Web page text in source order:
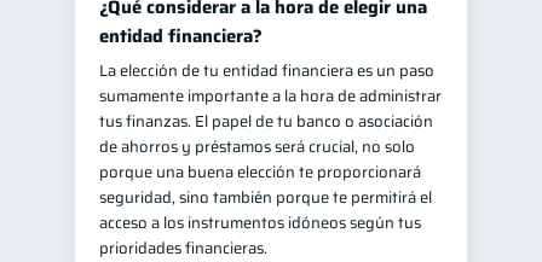
¿Qué considerar a la hora de elegir una
entidad financiera?
La elección de tu entidad financiera es un paso
sumamente importante a la hora de administrar
tus finanzas. El papel de tu banco o asociación
de ahorros y préstamos será crucial, no solo
porque una buena elección te proporcionará
seguridad, sino también porque te permitirá el
acceso a los instrumentos idóneos según tus
prioridades financieras.